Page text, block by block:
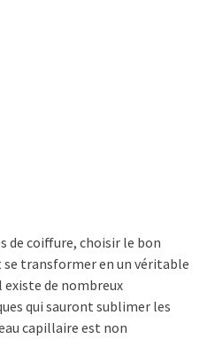
de coiffure, choisir le bon
se transformer en un véritable
de nombreux
qui sauront sublimer les
capillaire est non